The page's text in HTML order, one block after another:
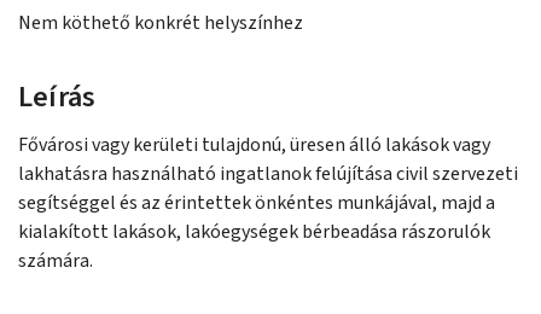
Nem köthető konkrét helyszínhez
Leírás
Fővárosi vagy kerületi tulajdonú, üresen álló lakások vagy
lakhatásra használható ingatlanok felújítása civil szervezeti
segítséggel és az érintettek önkéntes munkájával, majd a
kialakított lakások, lakóegységek bérbeadása rászorulók
számára.